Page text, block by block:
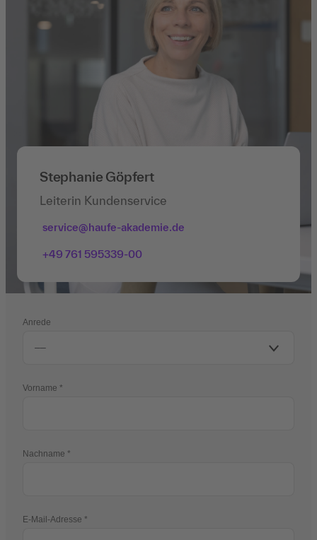
Stephanie Göpfert
Leiterin Kundenservice
service@haufe-akademie.de
+49 761 595339-00
Anrede
Vorname
Nachname
E-Mail-Adresse